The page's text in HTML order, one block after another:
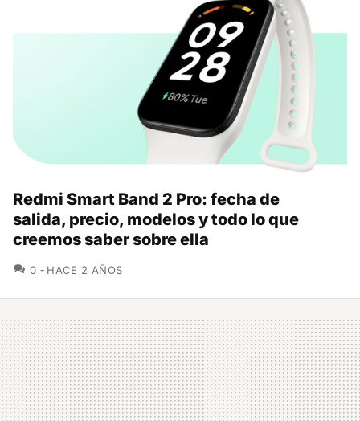
Redmi Smart Band 2 Pro: fecha de
salida, precio, modelos y todo lo que
creemos saber sobre ella
0 COMENTARIOS
HACE 2 AÑOS